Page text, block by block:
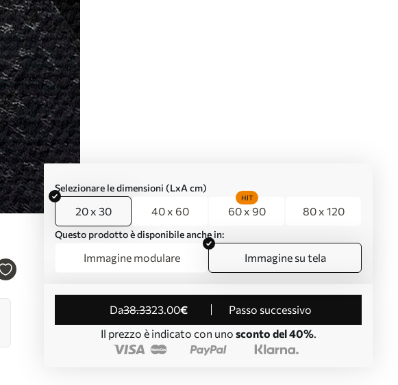
Selezionare le dimensioni (LxA cm)
20 x 30 40 x 60 60 x 90
HIT
80 x 120
Questo prodotto è disponibile anche in:
Immagine modulare Immagine su tela
da38.3323.00€
Passo successivo
Il prezzo è indicato con uno sconto del 40%.